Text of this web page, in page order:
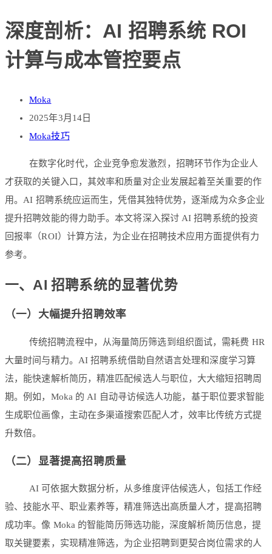
深度剖析：AI 招聘系统 ROI
计算与成本管控要点
Moka
2025年3月14日
Moka技巧
在数字化时代，企业竞争愈发激烈，招聘环节作为企业人
才获取的关键入口，其效率和质量对企业发展起着至关重要的作
用。AI 招聘系统应运而生，凭借其独特优势，逐渐成为众多企业
提升招聘效能的得力助手。本文将深入探讨 AI 招聘系统的投资
回报率（ROI）计算方法，为企业在招聘技术应用方面提供有力
参考。
一、AI 招聘系统的显著优势
（一）大幅提升招聘效率
传统招聘流程中，从海量简历筛选到组织面试，需耗费 HR
大量时间与精力。AI 招聘系统借助自然语言处理和深度学习算
法，能快速解析简历，精准匹配候选人与职位，大大缩短招聘周
期。例如，Moka 的 AI 自动寻访候选人功能，基于职位要求智能
生成职位画像，主动在多渠道搜索匹配人才，效率比传统方式提
升数倍。
（二）显著提高招聘质量
AI 可依据大数据分析，从多维度评估候选人，包括工作经
验、技能水平、职业素养等，精准筛选出高质量人才，提高招聘
成功率。像 Moka 的智能简历筛选功能，深度解析简历信息，提
取关键要素，实现精准筛选，为企业招聘到更契合岗位需求的人